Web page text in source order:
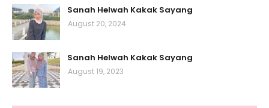
Sanah Helwah Kakak Sayang
August 20, 2024
Sanah Helwah Kakak Sayang
August 19, 2023